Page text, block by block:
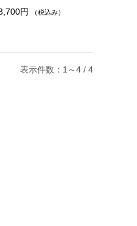
円
（税込み）
表示件数：1～4 / 4